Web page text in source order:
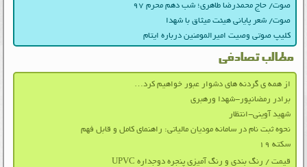
صوت/ حاج محمدرضا طاهری؛ شب دهم محرم ۹۷
صوت/ شعر پایانی هیئت میثاق با شهدا
کلیپ صوتی وصیت امیرالمومنین درباره ایتام
مطالب تصادفی
از همه ی گردنه های دشوار عبور خواهیم کرد…
برادر رمضانپور-شهدا ورهبری
شهید آوینی-انتظار
نحوه ثبت نام در سامانه مودیان مالیاتی: راهنمای کامل و قابل فهم
سکته ۱۹
قیمت / رنگ بندی و رنگ آمیزی پنجره دوجداره UPVC